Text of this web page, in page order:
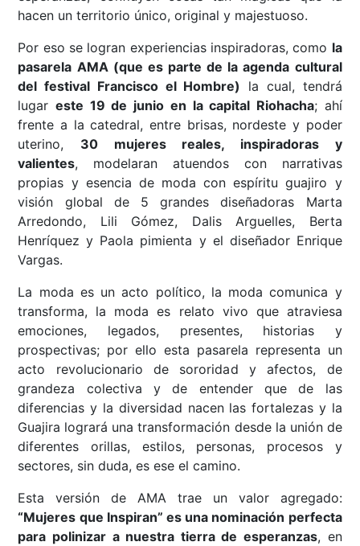
hacen un territorio único, original y majestuoso.
Por eso se logran experiencias inspiradoras, como la
pasarela AMA (que es parte de la agenda cultural
del festival Francisco el Hombre)
la cual, tendrá
lugareste 19 de junio en la capital Riohacha; ahí
frente a la catedral, entre brisas, nordeste y poder
uterino, 30 mujeres reales, inspiradoras y
valientes, modelaran atuendos con narrativas
propias y esencia de moda con espíritu guajiro y
visión global de 5 grandes diseñadoras Marta
Arredondo, Lili Gómez, Dalis Arguelles, Berta
Henríquez y Paola pimienta y el diseñador Enrique
Vargas.
La moda es un acto político, la moda comunica y
transforma, la moda es relato vivo que atraviesa
emociones, legados, presentes, historias y
prospectivas; por ello esta pasarela representa un
acto revolucionario de sororidad y afectos, de
grandeza colectiva y de entender que de las
diferencias y la diversidad nacen las fortalezas y la
Guajira logrará una transformación desde la unión de
diferentes orillas, estilos, personas, procesos y
sectores, sin duda, es ese el camino.
Esta versión de AMA trae un valor agregado:
“Mujeres que Inspiran” es una nominación perfecta
para polinizar a nuestra tierra de esperanzas, en